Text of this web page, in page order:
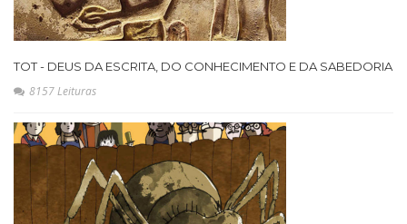
TOT - DEUS DA ESCRITA, DO CONHECIMENTO E DA SABEDORIA
8157 Leituras